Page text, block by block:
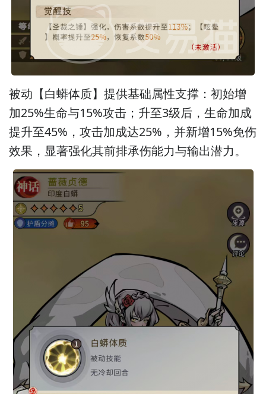
被动【白蟒体质】提供基础属性支撑：初始增
加25%生命与15%攻击；升至3级后，生命加成
提升至45%，攻击加成达25%，并新增15%免伤
效果，显著强化其前排承伤能力与输出潜力。